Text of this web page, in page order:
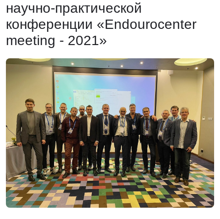
научно-практической
конференции «Endourocenter
meeting - 2021»